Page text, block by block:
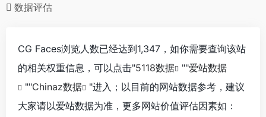
数据评估
CG Faces浏览人数已经达到1,347，如你需要查询该站
的相关权重信息，可以点击"5118数据 ""爱站数据
""Chinaz数据
"进入；以目前的网站数据参考，建议
大家请以爱站数据为准，更多网站价值评估因素如：